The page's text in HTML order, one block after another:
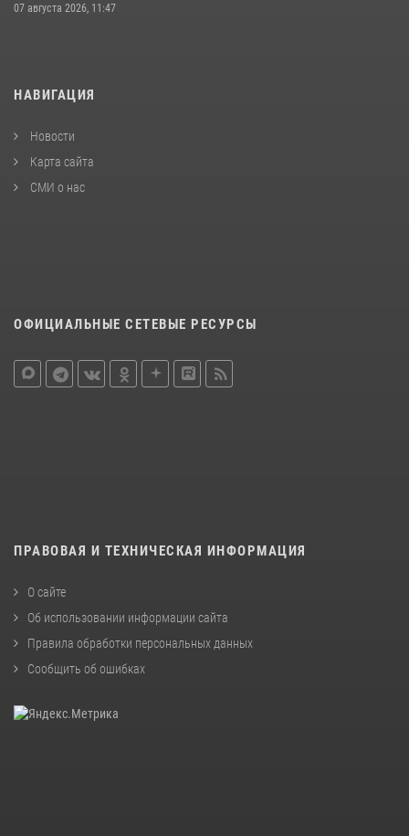
07 августа 2026, 11:47
НАВИГАЦИЯ
Новости
Карта сайта
СМИ о нас
ОФИЦИАЛЬНЫЕ СЕТЕВЫЕ РЕСУРСЫ
ПРАВОВАЯ И ТЕХНИЧЕСКАЯ ИНФОРМАЦИЯ
О сайте
Об использовании информации сайта
Правила обработки персональных данных
Сообщить об ошибках